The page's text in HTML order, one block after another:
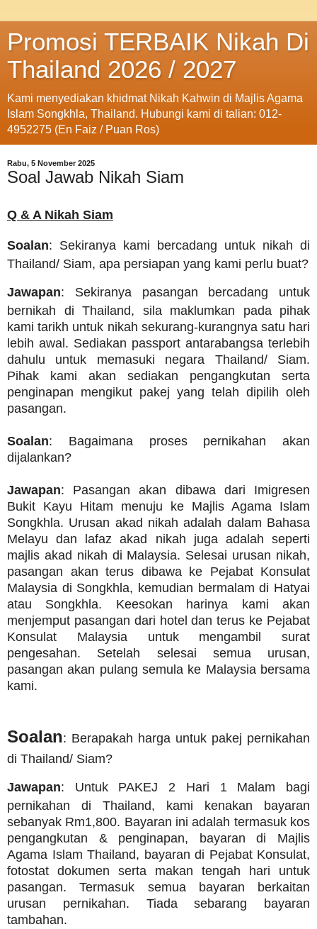
Promosi TERBAIK Nikah Di
Thailand 2026 / 2027
Kami menyediakan khidmat Nikah Kahwin di Majlis Agama
Islam Songkhla, Thailand. Hubungi kami di talian: 012-
4952275 (En Faiz / Puan Ros)
Rabu, 5 November 2025
Soal Jawab Nikah Siam
Q & A Nikah Siam
Soalan: Sekiranya kami bercadang untuk nikah di
Thailand/ Siam, apa persiapan yang kami perlu buat?
Jawapan: Sekiranya pasangan bercadang untuk
bernikah di Thailand, sila maklumkan pada pihak
kami tarikh untuk nikah sekurang-kurangnya satu hari
lebih awal. Sediakan passport antarabangsa terlebih
dahulu untuk memasuki negara Thailand/ Siam.
Pihak kami akan sediakan pengangkutan serta
penginapan mengikut pakej yang telah dipilih oleh
pasangan.
Soalan: Bagaimana proses pernikahan akan
dijalankan?
Jawapan: Pasangan akan dibawa dari Imigresen
Bukit Kayu Hitam menuju ke Majlis Agama Islam
Songkhla. Urusan akad nikah adalah dalam Bahasa
Melayu dan lafaz akad nikah juga adalah seperti
majlis akad nikah di Malaysia. Selesai urusan nikah,
pasangan akan terus dibawa ke Pejabat Konsulat
Malaysia di Songkhla, kemudian bermalam di Hatyai
atau Songkhla. Keesokan harinya kami akan
menjemput pasangan dari hotel dan terus ke Pejabat
Konsulat Malaysia untuk mengambil surat
pengesahan. Setelah selesai semua urusan,
pasangan akan pulang semula ke Malaysia bersama
kami.
Soalan: Berapakah harga untuk pakej pernikahan
di Thailand/ Siam?
Jawapan: Untuk PAKEJ 2 Hari 1 Malam bagi
pernikahan di Thailand, kami kenakan bayaran
sebanyak Rm1,800. Bayaran ini adalah termasuk kos
pengangkutan & penginapan, bayaran di Majlis
Agama Islam Thailand, bayaran di Pejabat Konsulat,
fotostat dokumen serta makan tengah hari untuk
pasangan. Termasuk semua bayaran berkaitan
urusan pernikahan. Tiada sebarang bayaran
tambahan.